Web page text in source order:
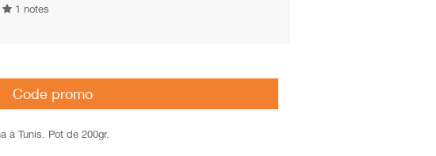
1 notes
Code promo
à Tunis. Pot de 200gr.